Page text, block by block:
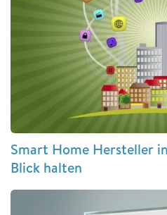
Smart Home Hersteller
Blick halten